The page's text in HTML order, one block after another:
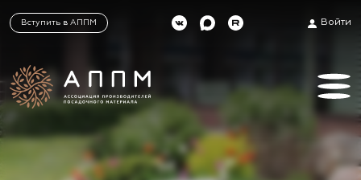
Вступить в АППМ Войти